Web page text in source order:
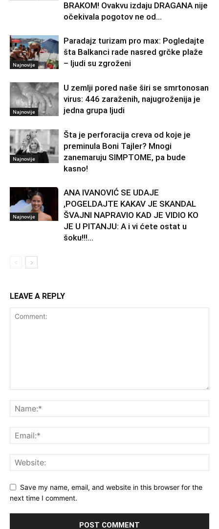
BRAKOM! Ovakvu izdaju DRAGANA nije
očekivala pogotov ne od...
Najnovije
Paradajz turizam pro max: Pogledajte
šta Balkanci rade nasred grčke plaže
– ljudi su zgroženi
Najnovije
U zemlji pored naše širi se smrtonosan
virus: 446 zaraženih, najugroženija je
jedna grupa ljudi
Najnovije
Šta je perforacija creva od koje je
preminula Boni Tajler? Mnogi
zanemaruju SIMPTOME, pa bude
kasno!
Najnovije
ANA IVANOVIĆ SE UDAJE
,POGELDAJTE KAKAV JE SKANDAL
ŠVAJNI NAPRAVIO KAD JE VIDIO KO
JE U PITANJU: A i vi ćete ostat u
šoku!!!...
LEAVE A REPLY
Save my name, email, and website in this browser for the
next time I comment.